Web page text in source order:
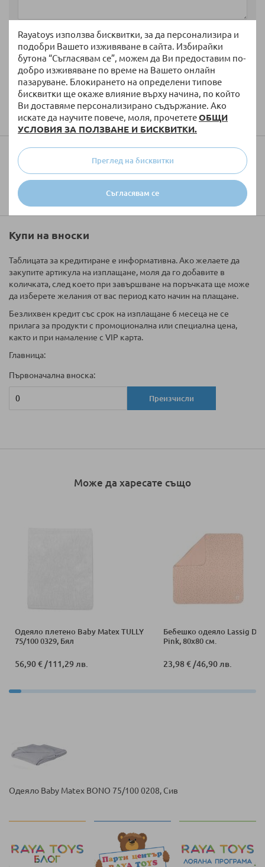
Rayatoys използва бисквитки, за да персонализира и
подобри Вашето изживяване в сайта. Избирайки
бутона “Съгласявам се”, можем да Ви предоставим по-
добро изживяване по време на Вашето онлайн
пазаруване. Блокирането на определени типове
бисквитки ще окаже влияние върху начина, по който
Ви доставяме персонализирано съдържание. Ако
искате да научите повече, моля, прочететеОБЩИ
УСЛОВИЯ ЗА ПОЛЗВАНЕ И БИСКВИТКИ.
Съгласявам се
Преглед на бисквитки
Изпратете
Колко ще струва доставката?
Купи на вноски
Таблицата за кредитиране е информативна. Ако желаете да
закупите артикула на изплащане, моля да го добавите в
количката, след което при завършване на поръчката ще може
да изберете желания от вас период като начин на плащане.
Безлихвен кредит със срок на изплащане 6 месеца не се
прилага за продукти с промоционална или специална цена,
както и при намаление с VIP карта.
Главница:
Първоначална вноска:
Преизчисли
Може да харесате също
Одеяло плетено Baby Matex TULLY
75/100 0329, Бял
56,90 €/111,29 лв.
Бебешко одеяло Lassig
Pink, 80x80 см.
23,98 €/46,90 лв.
Одеяло Baby Matex BONO 75/100 0208, Сив